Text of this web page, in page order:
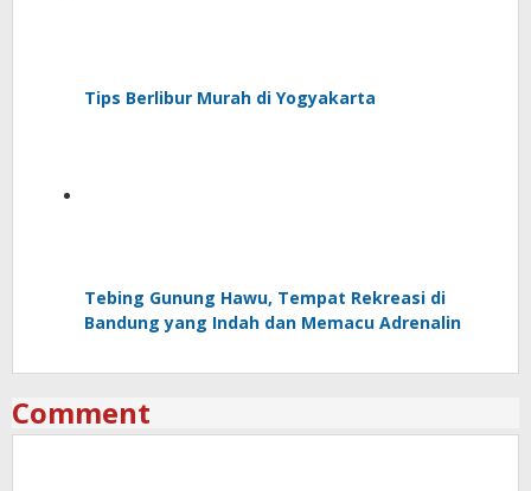
Tips Berlibur Murah di Yogyakarta
Tebing Gunung Hawu, Tempat Rekreasi di
Bandung yang Indah dan Memacu Adrenalin
Comment